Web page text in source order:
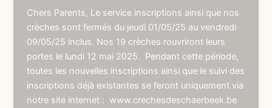
Chers Parents, Le service inscriptions ainsi que nos
crèches sont fermés du jeudi 01/05/25 au vendredi
09/05/25 inclus. Nos 19 crèches rouvriront leurs
portes le lundi 12 mai 2025. Pendant cette période,
toutes les nouvelles inscriptions ainsi que le suivi des
inscriptions déjà existantes se feront uniquement via
notre site internet : www.crechesdeschaerbeek.be